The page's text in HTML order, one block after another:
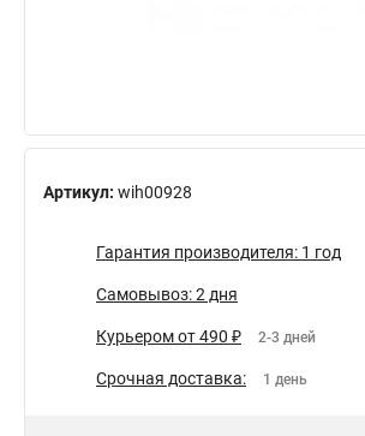
Артикул: wih00928
Гарантия производителя: 1 год
Самовывоз: 2 дня
Курьером от 490 ₽ 2-3 дней
Срочная доставка: 1 день